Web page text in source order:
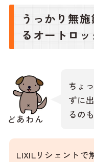
うっかり無
るオートロッ
どあわん
ちょ
ずに
るの
LIXILリシェントで